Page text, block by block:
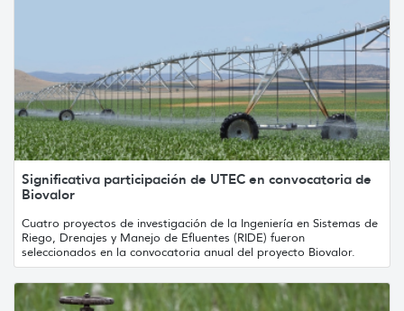
Significativa participación de UTEC en convocatoria de
Biovalor
Cuatro proyectos de investigación de la Ingeniería en Sistemas de
Riego, Drenajes y Manejo de Efluentes (RIDE) fueron
seleccionados en la convocatoria anual del proyecto Biovalor.